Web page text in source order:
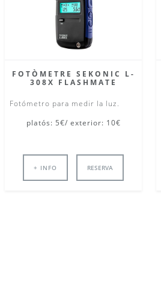
FOTÒMETRE SEKONIC L-
308X FLASHMATE
Fotómetro para medir la luz.
platós: 5€/ exterior: 10€
+ INFO RESERVA